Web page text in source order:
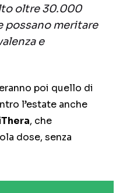
oltre 30.000
possano meritare
e
poi quello di
l’estate anche
, che
dose, senza